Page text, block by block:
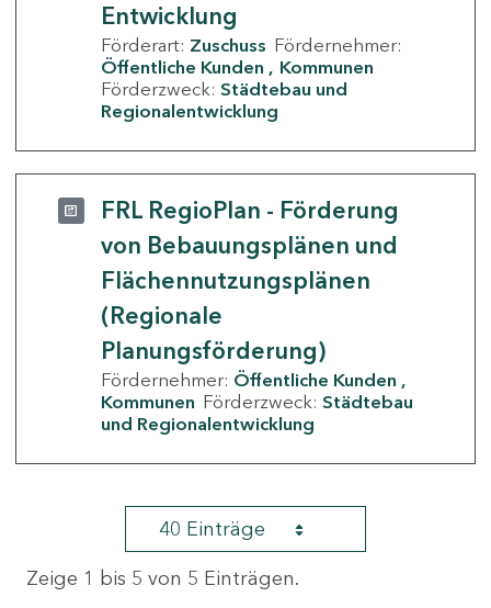
Entwicklung
Förderart: Zuschuss Fördernehmer:
Öffentliche Kunden
Kommunen
Förderzweck: Städtebau und
Regionalentwicklung
FRL RegioPlan - Förderung
von Bebauungsplänen und
Flächennutzungsplänen
(Regionale
Planungsförderung)
Fördernehmer: Öffentliche Kunden
Kommunen Förderzweck: Städtebau
und Regionalentwicklung
40 Einträge
Zeige 1 bis 5 von 5 Einträgen.